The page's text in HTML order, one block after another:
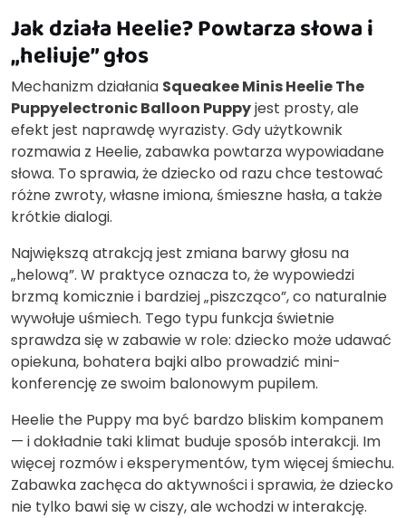
Jak działa Heelie? Powtarza słowa i
„heliuje” głos
Mechanizm działania Squeakee Minis Heelie The
Puppyelectronic Balloon Puppyjest prosty, ale
efekt jest naprawdę wyrazisty. Gdy użytkownik
rozmawia z Heelie, zabawka powtarza wypowiadane
słowa. To sprawia, że dziecko od razu chce testować
różne zwroty, własne imiona, śmieszne hasła, a także
krótkie dialogi.
Największą atrakcją jest zmiana barwy głosu na
„helową”. W praktyce oznacza to, że wypowiedzi
brzmą komicznie i bardziej „piszcząco”, co naturalnie
wywołuje uśmiech. Tego typu funkcja świetnie
sprawdza się w zabawie w role: dziecko może udawać
opiekuna, bohatera bajki albo prowadzić mini-
konferencję ze swoim balonowym pupilem.
Heelie the Puppy ma być bardzo bliskim kompanem
— i dokładnie taki klimat buduje sposób interakcji. Im
więcej rozmów i eksperymentów, tym więcej śmiechu.
Zabawka zachęca do aktywności i sprawia, że dziecko
nie tylko bawi się w ciszy, ale wchodzi w interakcję.